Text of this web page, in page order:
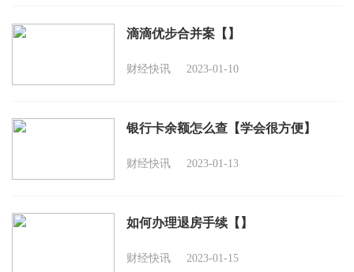
滴滴优步合并案【】
财经快讯 2023-01-10
银行卡余额怎么查【学会很方便】
财经快讯 2023-01-13
如何办理退房手续【】
财经快讯 2023-01-15